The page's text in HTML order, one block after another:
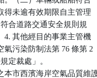
得未逾有效期限自主管理
符合道路交通安全規則規
4. 其他經目的事業主管機
污染防制法第 76 條第 2
定裁處」。
本市西濱海岸空氣品質維